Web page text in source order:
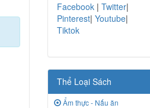
Facebook | Twitter|
Pinterest| Youtube|
Tiktok
Thể Loại Sách
Ẩm thực - Nấu ăn